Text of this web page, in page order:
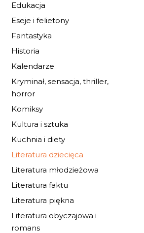
Edukacja
Eseje i felietony
Fantastyka
Historia
Kalendarze
Kryminał, sensacja, thriller,
horror
Komiksy
Kultura i sztuka
Kuchnia i diety
Literatura dziecięca
Literatura młodzieżowa
Literatura faktu
Literatura piękna
Literatura obyczajowa i
romans